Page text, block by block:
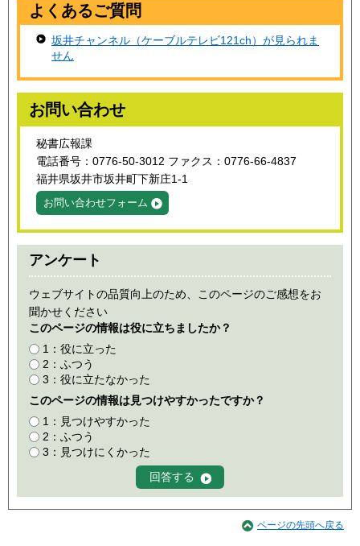
よくあるご質問
坂井チャンネル（ケーブルテレビ121ch）が見られま
せん
お問い合わせ
秘書広報課
電話番号：0776-50-3012 ファクス：0776-66-4837
福井県坂井市坂井町下新庄1-1
お問い合わせフォーム
アンケート
ウェブサイトの品質向上のため、このページのご感想をお
聞かせください
このページの情報は役に立ちましたか？
1：役に立った
2：ふつう
3：役に立たなかった
このページの情報は見つけやすかったですか？
1：見つけやすかった
2：ふつう
3：見つけにくかった
ページの先頭へ戻る